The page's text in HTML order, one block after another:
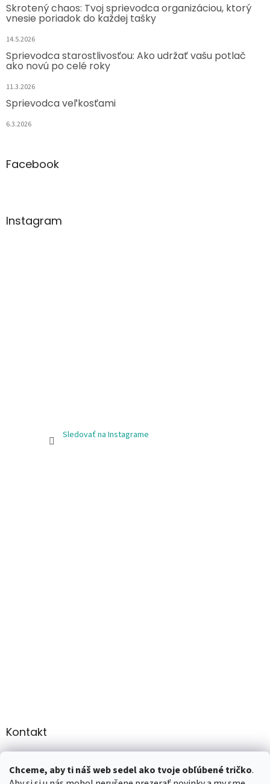
Chceme, aby ti náš web sedel ako tvoje obľúbené tričko.
Skrotený chaos: Tvoj sprievodca organizáciou, ktorý
vnesie poriadok do každej tašky
14.5.2026
Sprievodca starostlivosťou: Ako udržať vašu potlač
ako novú po celé roky
11.3.2026
Sprievodca veľkosťami
6.3.2026
Facebook
Instagram
Sledovať na Instagrame
Kontakt
+421 907947783